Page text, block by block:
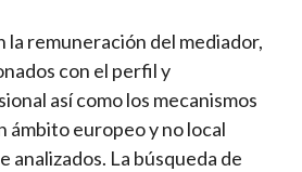
la remuneración del mediador,
con el perfil y
así como los mecanismos
ámbito europeo y no local
analizados. La búsqueda de